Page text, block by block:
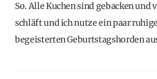
So. Alle Kuchen sind gebacken und
schläft und ich nutze ein paar
begeisterten Geburtstagshorden